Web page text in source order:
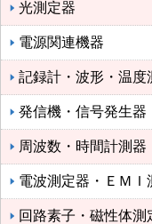
光測定器
電源関連機器
記録計・波形・温度
発信機・信号発生器
周波数・時間計測器
電波測定器・ＥＭＩ
回路素子・磁性体測